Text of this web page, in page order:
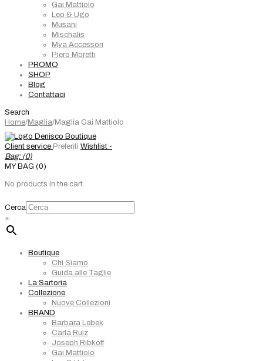
Gai Mattiolo
Leo & Ugo
Musani
Mischalis
Mya Accessori
Piero Moretti
PROMO
SHOP
Blog
Contattaci
Search
Home/Maglia/Maglia Gai Mattiolo
Client service Preferiti Wishlist -
Bag: (0)
MY BAG (0)
No products in the cart.
Cerca
×
Boutique
Chi Siamo
Guida alle Taglie
La Sartoria
Collezione
Nuove Collezioni
BRAND
Barbara Lebek
Carla Ruiz
Joseph Ribkoff
Gai Mattiolo